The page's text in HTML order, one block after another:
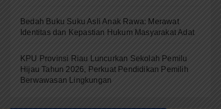
Bedah Buku Suku Asli Anak Rawa: Merawat
Identitas dan Kepastian Hukum Masyarakat Adat
KPU Provinsi Riau Luncurkan Sekolah Pemilu
Hijau Tahun 2026, Perkuat Pendidikan Pemilih
Berwawasan Lingkungan